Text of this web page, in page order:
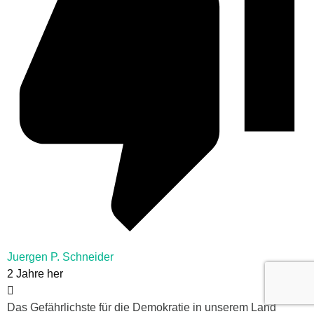
Juergen P. Schneider
2 Jahre her
Das Gefährlichste für die Demokratie in unserem Land